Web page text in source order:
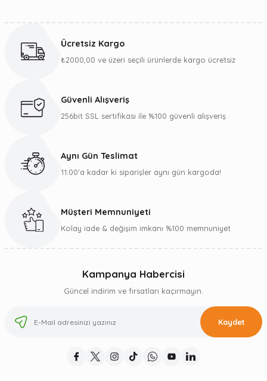
Ücretsiz Kargo
₺2000,00 ve üzeri seçili ürünlerde kargo ücretsiz
Güvenli Alışveriş
256bit SSL sertifikası ile %100 güvenli alışveriş
Aynı Gün Teslimat
11:00’a kadar ki siparişler aynı gün kargoda!
Müşteri Memnuniyeti
Kolay iade & değişim imkanı %100 memnuniyet
Kampanya Habercisi
Güncel indirim ve fırsatları kaçırmayın.
Kaydet